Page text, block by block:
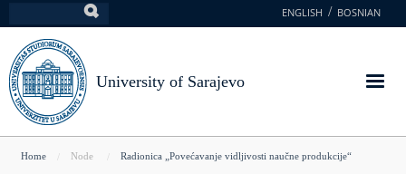
to
main
content
ENGLISH BOSNIAN
University of Sarajevo
You
Home Node Radionica „Povećavanje vidljivosti naučne produkcije“